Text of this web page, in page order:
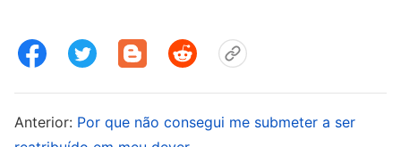
me denunciar? Os resultados gerais do trabalho
líder superior estiver investigando o trabalho, ela
Anterior: Por que não consegui me submeter a ser